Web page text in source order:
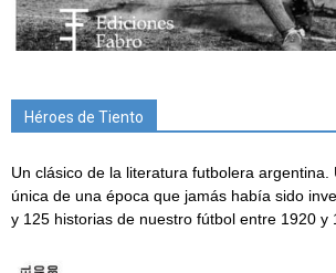
Héroes de Tiento
Un clásico de la literatura futbolera argentina.
única de una época que jamás había sido
y 125 historias de nuestro fútbol entre 1920 y